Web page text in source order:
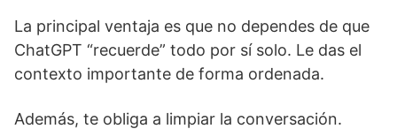
La principal ventaja es que no dependes de que
ChatGPT “recuerde” todo por sí solo. Le das el
contexto importante de forma ordenada.
Además, te obliga a limpiar la conversación.